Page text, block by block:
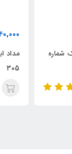
540,000
مداد
305